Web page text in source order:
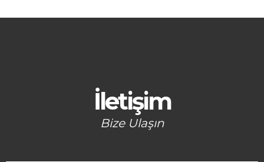
İletişim
Bize Ulaşın